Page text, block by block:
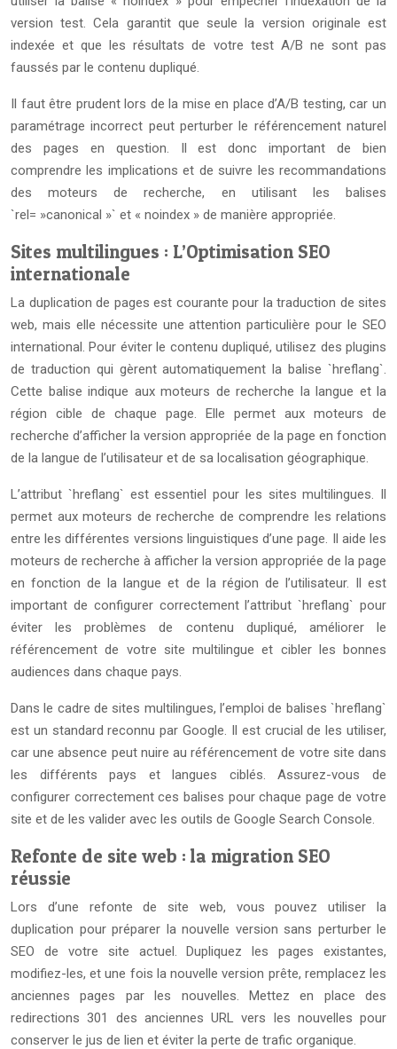
version test. Cela garantit que seule la version originale est
indexée et que les résultats de votre test A/B ne sont pas
faussés par le contenu dupliqué.
Il faut être prudent lors de la mise en place d’A/B testing, car un
paramétrage incorrect peut perturber le référencement naturel
des pages en question. Il est donc important de bien
comprendre les implications et de suivre les recommandations
des moteurs de recherche, en utilisant les balises
`rel= »canonical »` et « noindex » de manière appropriée.
Sites multilingues : L’Optimisation SEO
internationale
La duplication de pages est courante pour la traduction de sites
web, mais elle nécessite une attention particulière pour le SEO
international. Pour éviter le contenu dupliqué, utilisez des plugins
de traduction qui gèrent automatiquement la balise `hreflang`.
Cette balise indique aux moteurs de recherche la langue et la
région cible de chaque page. Elle permet aux moteurs de
recherche d’afficher la version appropriée de la page en fonction
de la langue de l’utilisateur et de sa localisation géographique.
L’attribut `hreflang` est essentiel pour les sites multilingues. Il
permet aux moteurs de recherche de comprendre les relations
entre les différentes versions linguistiques d’une page. Il aide les
moteurs de recherche à afficher la version appropriée de la page
en fonction de la langue et de la région de l’utilisateur. Il est
important de configurer correctement l’attribut `hreflang` pour
éviter les problèmes de contenu dupliqué, améliorer le
référencement de votre site multilingue et cibler les bonnes
audiences dans chaque pays.
Dans le cadre de sites multilingues, l’emploi de balises `hreflang`
est un standard reconnu par Google. Il est crucial de les utiliser,
car une absence peut nuire au référencement de votre site dans
les différents pays et langues ciblés. Assurez-vous de
configurer correctement ces balises pour chaque page de votre
site et de les valider avec les outils de Google Search Console.
Refonte de site web : la migration SEO
réussie
Lors d’une refonte de site web, vous pouvez utiliser la
duplication pour préparer la nouvelle version sans perturber le
SEO de votre site actuel. Dupliquez les pages existantes,
modifiez-les, et une fois la nouvelle version prête, remplacez les
anciennes pages par les nouvelles. Mettez en place des
redirections 301 des anciennes URL vers les nouvelles pour
conserver le jus de lien et éviter la perte de trafic organique.